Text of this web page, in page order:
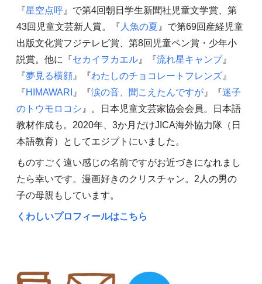
『星空点呼』で第4回朝日学生新聞社児童文学賞、第
43回児童文芸新人賞。『 人魚の夏 』で第69回産経児童
出版文化賞フジテレビ賞、第8回児童ペン賞・少年小
説賞。他に『セカイヲカエル』『流れ星キャンプ』
『夢見る横顔』『わたしのチョコレートフレンズ』
『HIMAWARI 』『涙の音、聞こえたんですが』『迷子
のトウモロコシ 』。日本児童文芸家協会会員。日本語
教材作成も。2020年、3か月だけJICA海外協力隊（日
本語教育）としてエジプトにいました。
ものすごく遠い感じの名前ですがお近づきになれまし
たら幸いです。漫画好きのクリスチャン。2人の男の
子の母親もしています。
くわしいプロフィールはこちら